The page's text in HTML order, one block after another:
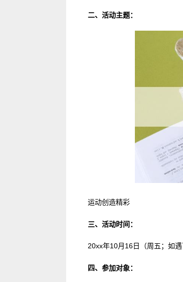
二、活动主题：
运动创造精彩
三、活动时间：
20xx年10月16日（周五；如遇
四、参加对象：